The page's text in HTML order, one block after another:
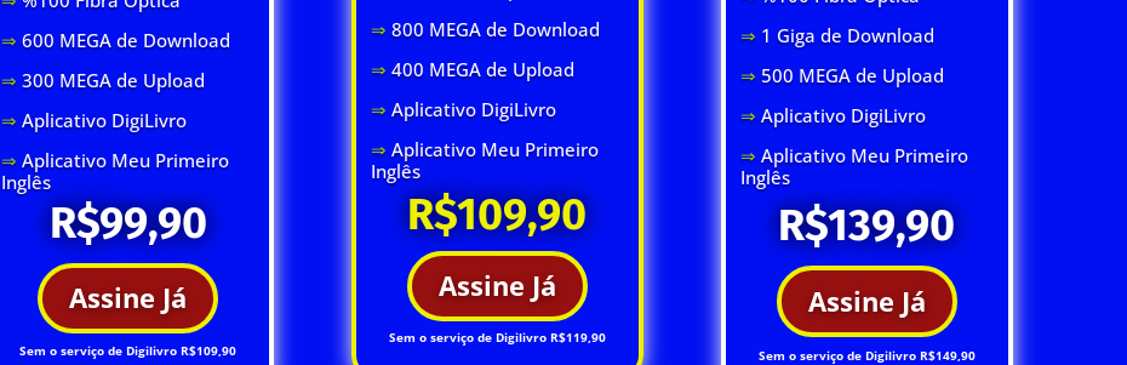
⇒ 600 MEGA de Download
⇒ 300 MEGA de Upload
⇒ Aplicativo DigiLivro
⇒ Aplicativo Meu Primeiro
Inglês
R$99,90
Assine Já
Sem o serviço de Digilivro R$109,90
⇒ 800 MEGA de Download
⇒ 400 MEGA de Upload
⇒ Aplicativo DigiLivro
⇒ Aplicativo Meu Primeiro
Inglês
R$109,90
Assine Já
Sem o serviço de Digilivro R$119,90
⇒ 1 Giga de Download
⇒ 500 MEGA de Upload
⇒ Aplicativo DigiLivro
⇒ Aplicativo Meu Primeiro
Inglês
R$139,90
Assine Já
Sem o serviço de Digilivro R$149,90